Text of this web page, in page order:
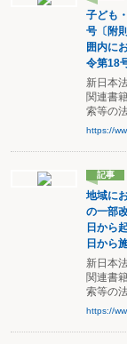
子ども
号〔附
囲内に
令第18
新日本
関連書
索等の
https://
記事
地域に
の一部
日から
日から
新日本
関連書
索等の
https://